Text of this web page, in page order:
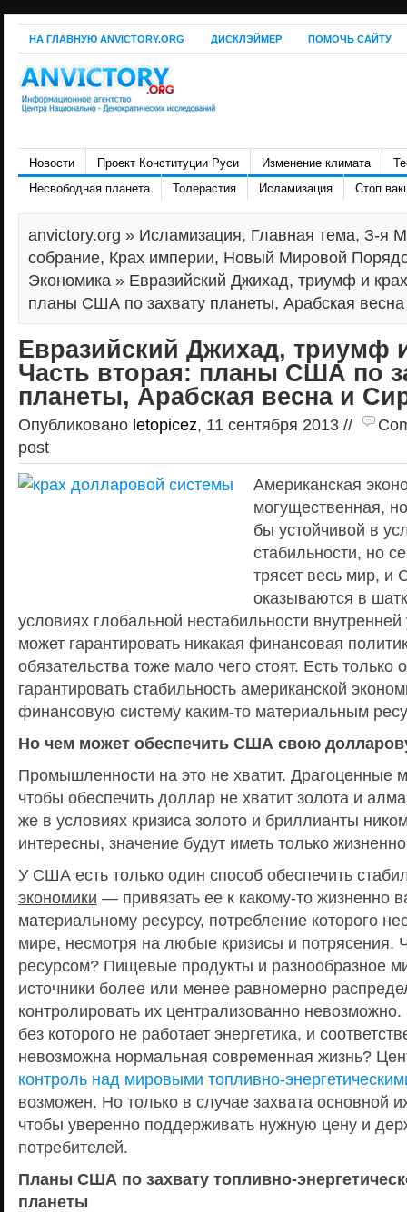
НА ГЛАВНУЮ ANVICTORY.ORG ДИСКЛЭЙМЕР ПОМОЧЬ САЙТУ
Новости Проект Конституции Руси Изменение климата
Несвободная планета
Толерастия Исламизация Стоп
anvictory.org » Исламизация, Главная тема, З-я
собрание, Крах империи, Новый Мировой
Экономика » Евразийский Джихад, триумф и
планы США по захвату планеты, Арабская
Евразийский Джихад, триумф
Часть вторая: планы США по
планеты, Арабская весна и
Опубликовано letopicez, 11 сентября 2013 //
post
Американская
могущественная,
бы устойчивой в
стабильности, но
трясет весь мир,
оказываются в
условиях глобальной нестабильности внутренней
может гарантировать никакая финансовая
обязательства тоже мало чего стоят. Есть только
гарантировать стабильность американской
финансовую систему каким-то материальным
Но чем может обеспечить США свою
Промышленности на это не хватит. Драгоценные
чтобы обеспечить доллар не хватит золота и
же в условиях кризиса золото и бриллианты
интересны, значение будут иметь только
У США есть только один способ обеспечить
экономики — привязать ее к какому-то жизненно
материальному ресурсу, потребление которого
мире, несмотря на любые кризисы и потрясения.
ресурсом? Пищевые продукты и разнообразное
источники более или менее равномерно
контролировать их централизованно
без которого не работает энергетика, и
невозможна нормальная современная жизнь?
контроль над мировыми топливно-
возможен. Но только в случае захвата основной
чтобы уверенно поддерживать нужную цену и
потребителей.
Планы США по захвату топливно-
планеты